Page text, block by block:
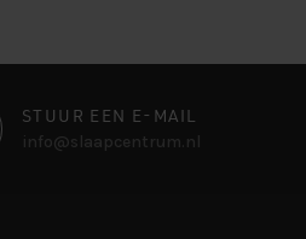
STUUR EEN E-MAIL
info@slaapcentrum.nl